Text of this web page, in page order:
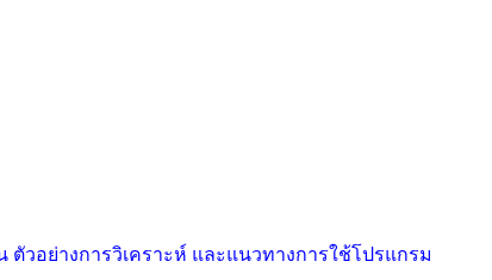
วอย่างการวิเคราะห์ และแนวทางการใช้โปรแกรม